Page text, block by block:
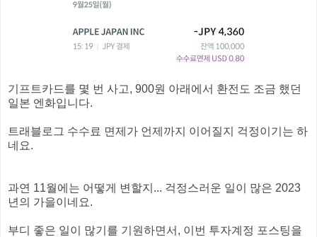
기프트카드를 몇 번 사고, 900원 아래에서 환전도 조금 했던
일본 엔화입니다.
트래블로그 수수료 면제가 언제까지 이어질지 걱정이기는 하
네요.
과연 11월에는 어떻게 변할지... 걱정스러운 일이 많은 2023
년의 가을이네요.
부디 좋은 일이 많기를 기원하면서, 이번 투자계정 포스팅을